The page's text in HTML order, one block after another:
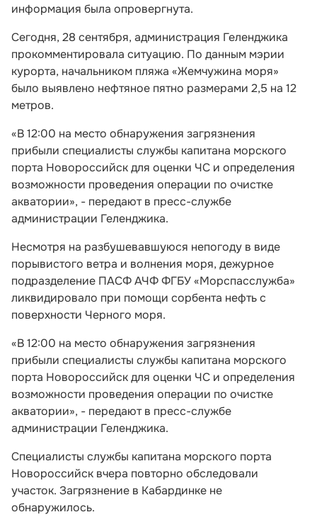
информация была опровергнута.
Сегодня, 28 сентября, администрация Геленджика
прокомментировала ситуацию. По данным мэрии
курорта, начальником пляжа «Жемчужина моря»
было выявлено нефтяное пятно размерами 2,5 на 12
метров.
«В 12:00 на место обнаружения загрязнения
прибыли специалисты службы капитана морского
порта Новороссийск для оценки ЧС и определения
возможности проведения операции по очистке
акватории», - передают в пресс-службе
администрации Геленджика.
Несмотря на разбушевавшуюся непогоду в виде
порывистого ветра и волнения моря, дежурное
подразделение ПАСФ АЧФ ФГБУ «Морспасслужба»
ликвидировало при помощи сорбента нефть с
поверхности Черного моря.
«В 12:00 на место обнаружения загрязнения
прибыли специалисты службы капитана морского
порта Новороссийск для оценки ЧС и определения
возможности проведения операции по очистке
акватории», - передают в пресс-службе
администрации Геленджика.
Специалисты службы капитана морского порта
Новороссийск вчера повторно обследовали
участок. Загрязнение в Кабардинке не
обнаружилось.